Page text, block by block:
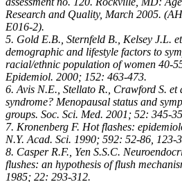
Research and Quality, March 2005.
E016-2).
5. Gold E.B., Sternfeld B., Kelsey J.L.
demographic and lifestyle factors to
racial/ethnic population of women 40-
Epidemiol. 2000; 152: 463-473.
6. Avis N.E., Stellato R., Crawford S. et
syndrome? Menopausal status and
groups. Soc. Sci. Med. 2001; 52: 345-
7. Kronenberg F. Hot flashes:
N.Y. Acad. Sci. 1990; 592: 52-86, 123-
8. Casper R.F., Yen S.S.C.
flushes: an hypothesis of flush
1985; 22: 293-312.